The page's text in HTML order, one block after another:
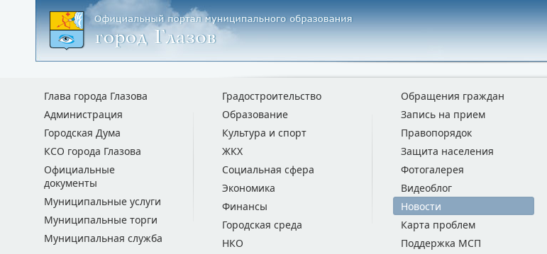
Глава города Глазова
Администрация
Городская Дума
КСО города Глазова
Официальные
документы
Муниципальные услуги
Муниципальные торги
Муниципальная служба
Градостроительство
Образование
Культура и спорт
ЖКХ
Социальная сфера
Экономика
Финансы
Городская среда
НКО
Обращения граждан
Запись на прием
Правопорядок
Защита населения
Фотогалерея
Видеоблог
Новости
Карта проблем
Поддержка МСП